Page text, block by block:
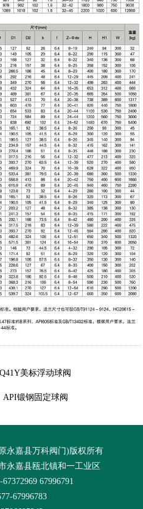
Q41Y美标浮动球阀
API锻钢固定球阀
永嘉县万科阀门)版权所有
永嘉县瓯北镇和一工业区
67996791
67996783